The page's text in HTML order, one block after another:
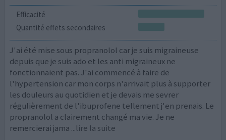
Efficacité
Quantité effets secondaires
J'ai été mise sous propranolol car je suis migraineuse
depuis que je suis ado et les anti migraineux ne
fonctionnaient pas. J'ai commencé à faire de
l'hypertension car mon corps n'arrivait plus à supporter
les douleurs au quotidien et je devais me sevrer
régulièrement de l'ibuprofene tellement j'en prenais. Le
propranolol a clairement changé ma vie. Je ne
remercierai jama ...lire la suite